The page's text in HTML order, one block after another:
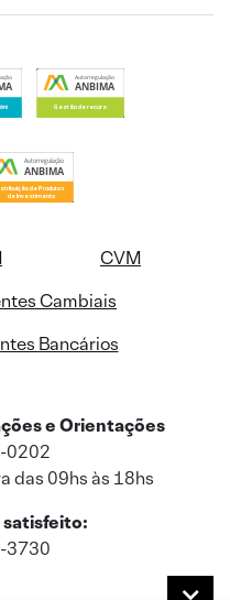
CVM
Cambiais
Bancários
e Orientações
0202
das 09hs às 18hs
satisfeito:
3730